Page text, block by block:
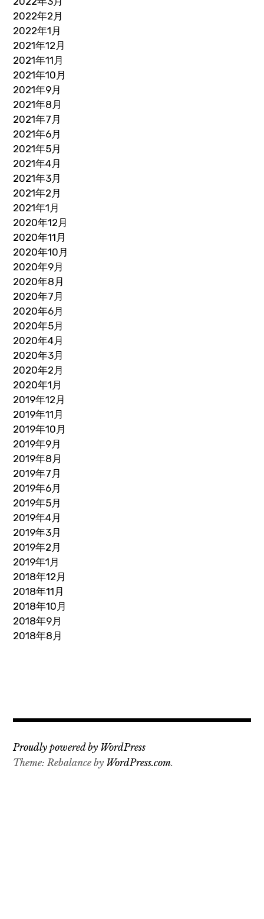
2022年2月
2022年1月
2021年12月
2021年11月
2021年10月
2021年9月
2021年8月
2021年7月
2021年6月
2021年5月
2021年4月
2021年3月
2021年2月
2021年1月
2020年12月
2020年11月
2020年10月
2020年9月
2020年8月
2020年7月
2020年6月
2020年5月
2020年4月
2020年3月
2020年2月
2020年1月
2019年12月
2019年11月
2019年10月
2019年9月
2019年8月
2019年7月
2019年6月
2019年5月
2019年4月
2019年3月
2019年2月
2019年1月
2018年12月
2018年11月
2018年10月
2018年9月
2018年8月
Proudly powered by WordPress
Theme: Rebalance by WordPress.com.